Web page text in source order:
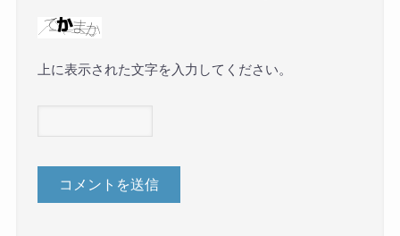
上に表示された文字を入力してください。